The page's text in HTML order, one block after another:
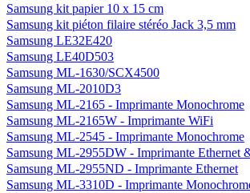
Samsung kit papier 10 x 15 cm
Samsung kit piéton filaire stéréo Jack 3,5 mm
Samsung LE32E420
Samsung LE40D503
Samsung ML-1630/SCX4500
Samsung ML-2010D3
Samsung ML-2165 - Imprimante Monochrome
Samsung ML-2165W - Imprimante WiFi
Samsung ML-2545 - Imprimante Monochrome
Samsung ML-2955DW - Imprimante Ethernet
Samsung ML-2955ND - Imprimante Ethernet
Samsung ML-3310D - Imprimante